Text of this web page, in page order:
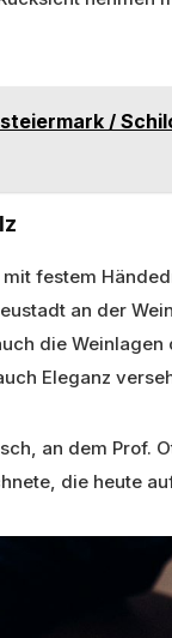
/
festem
an der
die
Eleganz
an dem Prof.
die heute